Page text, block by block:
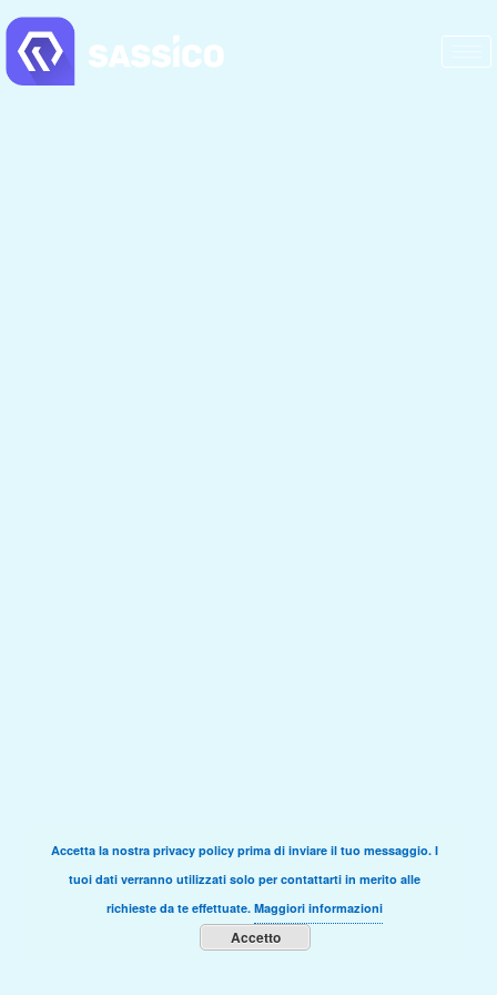
Accetta la nostra privacy policy prima di inviare il tuo messaggio. I
tuoi dati verranno utilizzati solo per contattarti in merito alle
richieste da te effettuate. Maggiori informazioni
Accetto